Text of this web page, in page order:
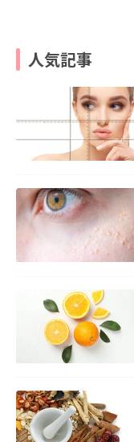
人気記事